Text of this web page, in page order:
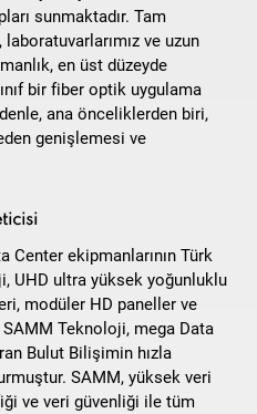
sunmaktadır. Tam
ve uzun
en üst düzeyde
bir fiber optik uygulama
ana önceliklerden biri,
genişlemesi ve
Center ekipmanlarının Türk
UHD ultra yüksek yoğunluklu
modüler HD paneller ve
Teknoloji, mega Data
Bulut Bilişimin hızla
SAMM, yüksek veri
ve veri güvenliği ile tüm